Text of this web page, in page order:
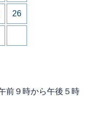
26
前９時から午後５時